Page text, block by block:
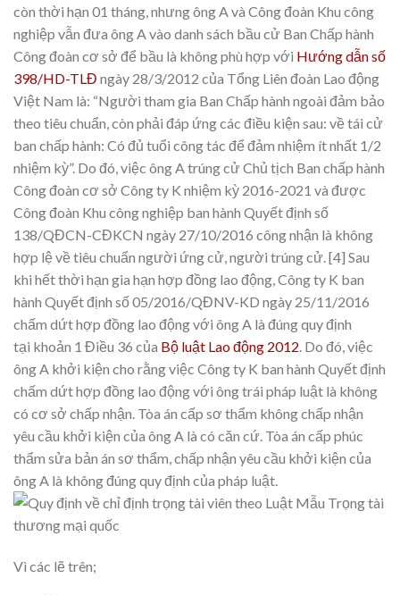
còn thời hạn 01 tháng, nhưng ông A và Công đoàn Khu công
nghiệp vẫn đưa ông A vào danh sách bầu cử Ban Chấp hành
Công đoàn cơ sở để bầu là không phù hợp với Hướng dẫn số
398/HD-TLĐ ngày 28/3/2012 của Tổng Liên đoàn Lao động
Việt Nam là: “Người tham gia Ban Chấp hành ngoài đảm bảo
theo tiêu chuẩn, còn phải đáp ứng các điều kiện sau: về tái cử
ban chấp hành: Có đủ tuổi công tác để đảm nhiệm ít nhất 1/2
nhiệm kỳ”. Do đó, việc ông A trúng cử Chủ tịch Ban chấp hành
Công đoàn cơ sở Công ty K nhiệm kỳ 2016-2021 và được
Công đoàn Khu công nghiệp ban hành Quyết định số
138/QĐCN-CĐKCN ngày 27/10/2016 công nhận là không
hợp lệ về tiêu chuẩn người ứng cử, người trúng cử.[4] Sau
khi hết thời hạn gia hạn hợp đồng lao động, Công ty K ban
hành Quyết định số 05/2016/QĐNV-KD ngày 25/11/2016
chấm dứt hợp đồng lao động với ông A là đúng quy định
tại khoản 1 Điều 36 của Bộ luật Lao động 2012. Do đó, việc
ông A khởi kiện cho rằng việc Công ty K ban hành Quyết định
chấm dứt hợp đồng lao động với ông trái pháp luật là không
có cơ sở chấp nhận. Tòa án cấp sơ thẩm không chấp nhận
yêu cầu khởi kiện của ông A là có căn cứ. Tòa án cấp phúc
thẩm sửa bản án sơ thẩm, chấp nhận yêu cầu khởi kiện của
ông A là không đúng quy định của pháp luật.
Vì các lẽ trên;